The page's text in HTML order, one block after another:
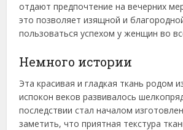
отдают предпочтение на вечерних
это позволяет изящной и
пользоваться успехом у женщин во
Немного истории
Эта красивая и гладкая ткань родом
испокон веков развивалось
последствии стал началом
заметить, что приятная текстура